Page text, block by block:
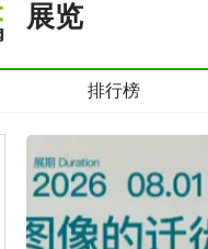
展览
排行榜